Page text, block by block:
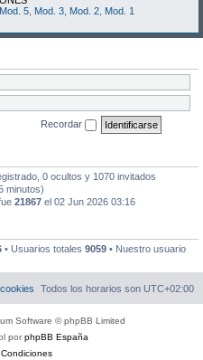
Mod. 5 Mod. 3 Mod. 2 Mod. 1
Recordar
0 ocultos y 1070 invitados
minutos)
21867 el 02 Jun 2026 03:16
• Usuarios totales 9059 • Nuestro usuario
Todos los horarios son UTC+02:00
Software © phpBB Limited
porphpBB España
Condiciones